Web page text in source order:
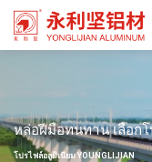
หล่อฝีมือทนทาน เลือก
โปรไฟล์อลูมิเนียม YOUNGLIJIAN